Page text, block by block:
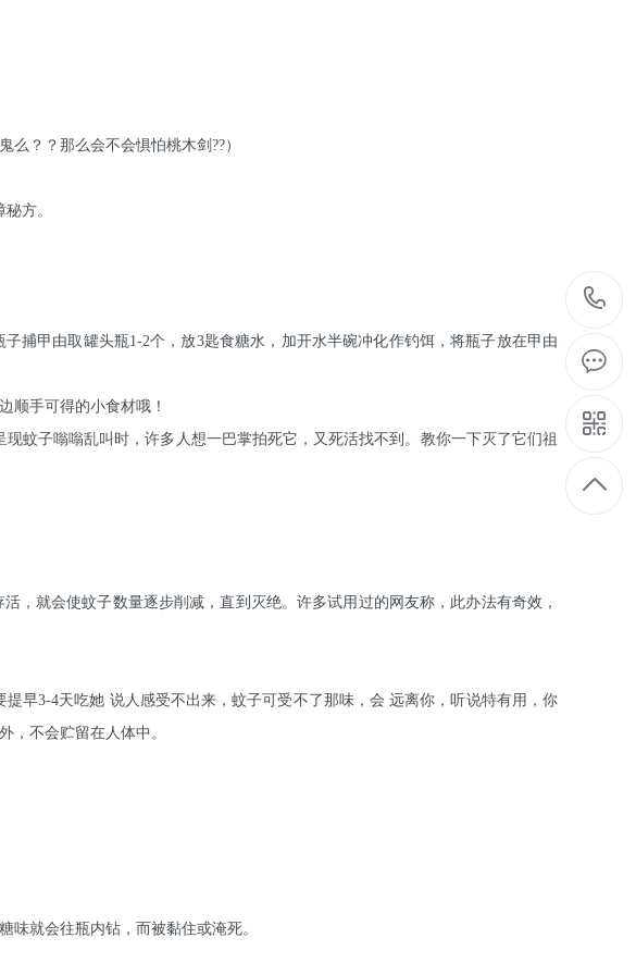
？？那么会不会惧怕桃木剑??）
方。
捕甲由取罐头瓶1-2个，放3匙食糖水，加开水半碗冲化作钓饵，将瓶子放在甲由
顺手可得的小食材哦！
蚊子嗡嗡乱叫时，许多人想一巴掌拍死它，又死活找不到。教你一下灭了它们祖
，就会使蚊子数量逐步削减，直到灭绝。许多试用过的网友称，此办法有奇效，
早3-4天吃她 说人感受不出来，蚊子可受不了那味，会 远离你，听说特有用，你
，不会贮留在人体中。
味就会往瓶内钻，而被黏住或淹死。